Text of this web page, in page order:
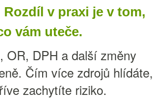
v praxi je v tom,
vám uteče.
OR, DPH a další změny
Čím více zdrojů hlídáte,
zachytíte riziko.